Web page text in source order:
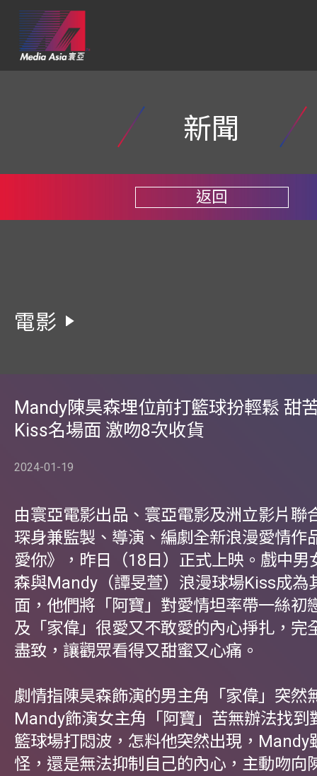
新聞
返回
電影
Mandy陳昊森埋位前打籃球扮輕鬆 甜
Kiss名場面 激吻8次收貨
2024-01-19
由寰亞電影出品、寰亞電影及洲立影片聯
琛身兼監製、導演、編劇全新浪漫愛情作
愛你》，昨日（18日）正式上映。戲中男
森與Mandy（譚旻萱）浪漫球場Kiss成為
面，他們將「阿寶」對愛情坦率帶一絲初
及「家偉」很愛又不敢愛的內心掙扎，完
盡致，讓觀眾看得又甜蜜又心痛。
劇情指陳昊森飾演的男主角「家偉」突然
Mandy飾演女主角「阿寶」苦無辦法找到
籃球場打悶波，怎料他突然出現，Mandy
怪，還是無法抑制自己的內心，主動吻向